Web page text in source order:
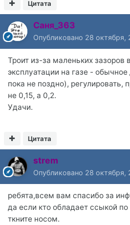
Цитата
Саня_363
Опубликовано 28 октября,
Троит из-за маленьких зазоров
эксплуатации на газе -
пока не поздно), регулировать,
не 0,15, а 0,2.
Удачи.
Цитата
strem
Опубликовано 28 октября,
ребята,всем вам спасибо за
да если кто обладает ссыкой по
ткните носом.